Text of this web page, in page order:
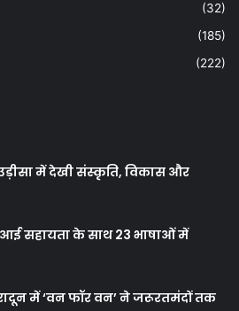
(32)
(185)
(222)
उड़ीसा में देखी संस्कृति, विकास और
सहायता के साथ 23 भाषाओं में
में ‘वन फॉर वन’ ने जरूरतमंदों तक